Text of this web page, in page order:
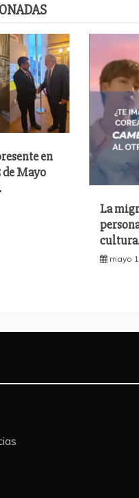
en
Mayo
La
mayo